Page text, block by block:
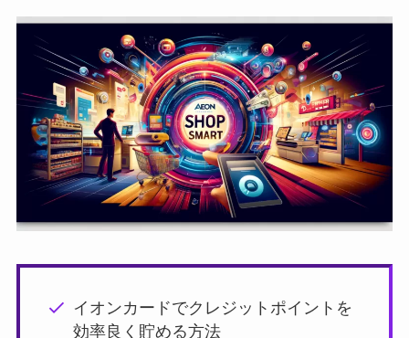
イオンカードでクレジットポイントを
効率良く貯める方法